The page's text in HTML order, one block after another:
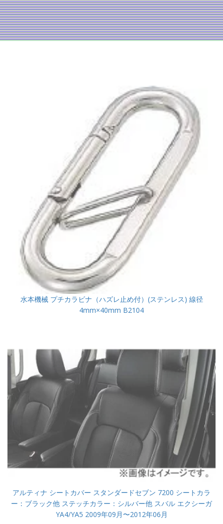
水本機械 プチカラビナ（ハズレ止め付）(ステンレス) 線径
4mm×40mm B2104
アルティナ シートカバー スタンダードセブン 7200 シートカラ
ー：ブラック他 ステッチカラー：シルバー他 スバル エクシーガ
YA4/YA5 2009年09月〜2012年06月